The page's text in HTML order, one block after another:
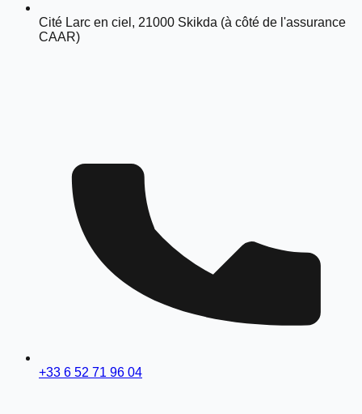
Cité Larc en ciel, 21000 Skikda (à côté de l'assurance
CAAR)
+33 6 52 71 96 04